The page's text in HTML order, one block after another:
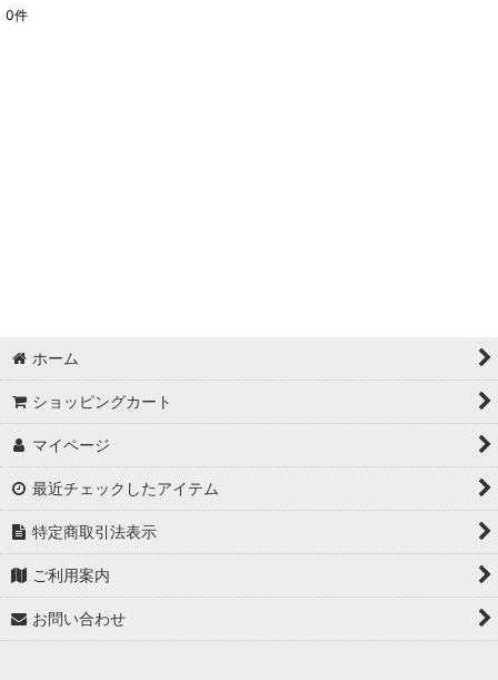
0件
ホーム
ショッピングカート
マイページ
最近チェックしたアイテム
特定商取引法表示
ご利用案内
お問い合わせ